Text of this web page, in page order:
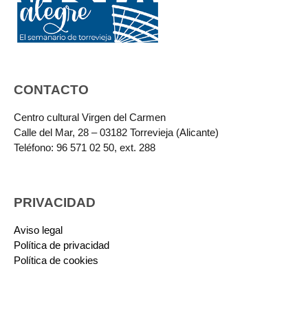
CONTACTO
Centro cultural Virgen del Carmen
Calle del Mar, 28 – 03182 Torrevieja (Alicante)
Teléfono: 96 571 02 50, ext. 288
PRIVACIDAD
Aviso legal
Política de privacidad
Política de cookies